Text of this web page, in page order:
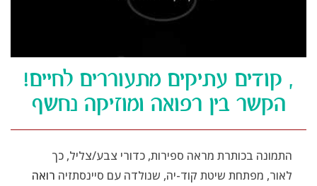
, קודים עתיקים מתעוררים לחיים!
הקשר בין רפואה ומוזיקה נחשף
התמונה בכותרת מראה ספירות, כדורי צבע/צליל, כך
לאור, מפתחת שיטת קוד-יה, שנולדה עם סיינסתזיה רואה